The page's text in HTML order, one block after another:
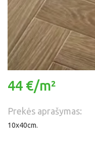
44 €/m²
Prekės aprašymas:
10x40cm.